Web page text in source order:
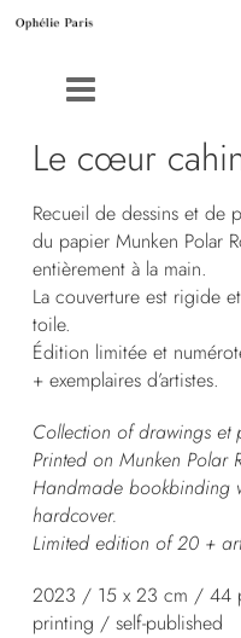
Le cœur
Recueil de dessins et de
du papier Munken Polar
entièrement à la main.
La couverture est rigide
toile.
Édition limitée et
+ exemplaires d’artistes.
Collection of drawings et
Printed on Munken Polar
Handmade bookbinding
hardcover.
Limited edition of 20 +
2023 / 15 x 23 cm / 44
printing / self-published